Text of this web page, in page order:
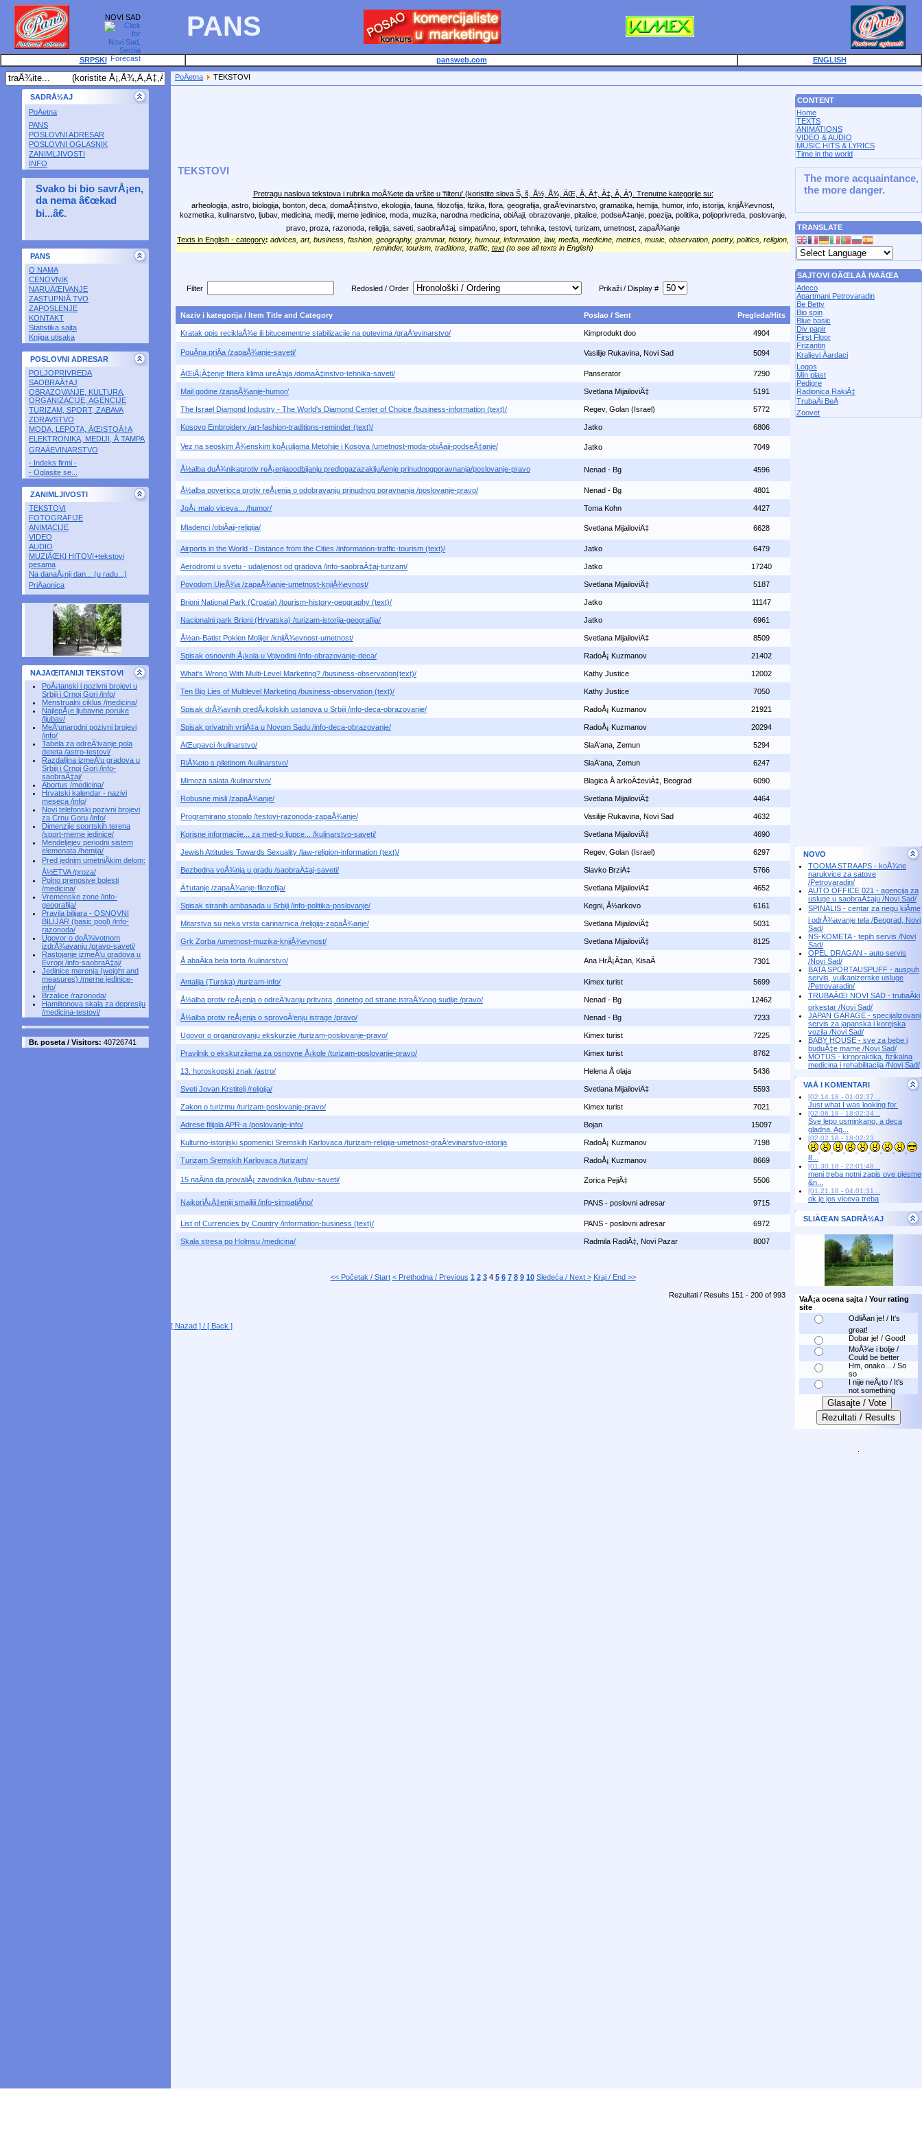
NOVI SAD PANS
SRPSKI pansweb.com ENGLISH
SADRÅ½AJ
PoÄetna
PANS
POSLOVNI ADRESAR
POSLOVNI OGLASNIK
ZANIMLJIVOSTI
INFO
Svako bi bio savrÅ¡en,
da nema â€œkad
bi...â€.
PANS
O NAMA
CENOVNIK
NARUÄŒIVANJE
ZASTUPNIÅ TVO
ZAPOSLENJE
KONTAKT
Statistika sajta
Knjiga utisaka
POSLOVNI ADRESAR
POLJOPRIVREDA
SAOBRAÄ†AJ
OBRAZOVANJE, KULTURA,
ORGANIZACIJE, AGENCIJE
TURIZAM, SPORT, ZABAVA
ZDRAVSTVO
MODA, LEPOTA, ÄŒISTOÄ†A
ELEKTRONIKA, MEDIJI, Å TAMPA
GRAÄEVINARSTVO
- Indeks firmi -
- Oglasite se...
ZANIMLJIVOSTI
TEKSTOVI
FOTOGRAFIJE
ANIMACIJE
VIDEO
AUDIO
MUZIÄŒKI HITOVI+tekstovi
pesama
Na danaÅ¡nji dan... (u radu...)
PriÄaonica
NAJÄŒITANIJI TEKSTOVI
PoÅ¡tanski i pozivni brojevi u
Srbiji i Crnoj Gori /info/
Menstrualni ciklus /medicina/
NajlepÅ¡e ljubavne poruke
/ljubav/
MeÄ‘unarodni pozivni brojevi
/info/
Tabela za odreÄ‘ivanje pola
deteta /astro-testovi/
Razdaljina izmeÄ‘u gradova u
Srbiji i Crnoj Gori /info-
saobraÄ‡aj/
Abortus /medicina/
Hrvatski kalendar - nazivi
meseca /info/
Novi telefonski pozivni brojevi
za Crnu Goru /info/
Dimenzije sportskih terena
/sport-merne jedinice/
Mendeljejev periodni sistem
elemenata /hemija/
Pred jednim umetniÄkim delom:
Å½ETVA /proza/
Polno prenosive bolesti
/medicina/
Vremenske zone /info-
geografija/
Pravila bilijara - OSNOVNI
BILIJAR (basic pool) /info-
razonoda/
Ugovor o doÅ¾ivotnom
izdrÅ¾avanju /pravo-saveti/
Rastojanje izmeÄ‘u gradova u
Evropi /info-saobraÄ‡aj/
Jedinice merenja (weight and
measures) /merne jedinice-
info/
Brzalice /razonoda/
Hamiltonova skala za depresiju
/medicina-testovi/
Br. poseta / Visitors: 40726741
PoÄetna TEKSTOVI
TEKSTOVI
Pretragu naslova tekstova i rubrika moÅ¾ete da vršite u 'filteru'(koristite slova Š, š, Å½, Å¾, ÄŒ, Ä, Ä†, Ä‡, Ä, Ä‘) . Trenutne kategorije su:
arheologija, astro, biologija, bonton, deca, domaÄ‡instvo, ekologija, fauna, filozofija, fizika, flora, geografija, graÄ‘evinarstvo, gramatika, hemija, humor, info, istorija, knjiÅ¾evnost,
kozmetika, kulinarstvo, ljubav, medicina, mediji, merne jedinice, moda, muzika, narodna medicina, obiÄaji, obrazovanje, pitalice, podseÄ‡anje, poezija, politika, poljoprivreda, poslovanje,
pravo, proza, razonoda, religija, saveti, saobraÄ‡aj, simpatiÄno, sport, tehnika, testovi, turizam, umetnost, zapaÅ¾anje
Texts in English - category: advices, art, business, fashion, geography, grammar, history, humour, information, law, media, medicine, metrics, music, observation, poetry, politics, religion,
reminder, tourism, traditions, traffic, text(to see all texts in English)
Filter Redosled / Order Prikaži / Display #
Naziv i kategorija / Item Title and Category Poslao / Sent Pregleda/Hits
Kratak opis reciklaÅ¾e ili bitucementne stabilizacije na putevima /graÄ‘evinarstvo/ Kimprodukt doo 4904
PouÄna priÄa /zapaÅ¾anje-saveti/ Vasilije Rukavina, Novi Sad 5094
ÄŒiÅ¡Ä‡enje filtera klima ureÄ‘aja /domaÄ‡instvo-tehnika-saveti/ Panserator 7290
Mail godine /zapaÅ¾anje-humor/ Svetlana MijailoviÄ‡ 5191
The Israel Diamond Industry - The World's Diamond Center of Choice /business-information (text)/ Regev, Golan (Israel) 5772
Kosovo Embroidery /art-fashion-traditions-reminder (text)/ Jatko 6806
Vez na seoskim Å¾enskim koÅ¡uljama Metohije i Kosova /umetnost-moda-obiÄaji-podseÄ‡anje/ Jatko 7049
Å½alba duÅ¾nikaprotiv reÅ¡enjaoodbijanju predlogazazakljuÄenje prinudnogporavnanja/poslovanje-pravo Nenad - Bg 4596
Å½alba poverioca protiv reÅ¡enja o odobravanju prinudnog poravnanja /poslovanje-pravo/ Nenad - Bg 4801
JoÅ¡ malo viceva... /humor/ Toma Kohn 4427
Mladenci /obiÄaji-religija/ Svetlana MijailoviÄ‡ 6628
Airports in the World - Distance from the Cities /information-traffic-tourism (text)/ Jatko 6479
Aerodromi u svetu - udaljenost od gradova /info-saobraÄ‡aj-turizam/ Jatko 17240
Povodom UjeÅ¾a /zapaÅ¾anje-umetnost-knjiÅ¾evnost/ Svetlana MijailoviÄ‡ 5187
Brioni National Park (Croatia) /tourism-history-geography (text)/ Jatko 11147
Nacionalni park Brioni (Hrvatska) /turizam-istorija-geografija/ Jatko 6961
Å½an-Batist Poklen Molijer /knjiÅ¾evnost-umetnost/ Svetlana MijailoviÄ‡ 8509
Spisak osnovnih Å¡kola u Vojvodini /info-obrazovanje-deca/ RadoÅ¡ Kuzmanov 21402
What's Wrong With Multi-Level Marketing? /business-observation(text)/ Kathy Justice 12002
Ten Big Lies of Multilevel Marketing /business-observation (text)/ Kathy Justice 7050
Spisak drÅ¾avnih predÅ¡kolskih ustanova u Srbiji /info-deca-obrazovanje/ RadoÅ¡ Kuzmanov 21921
Spisak privatnih vrtiÄ‡a u Novom Sadu /info-deca-obrazovanje/ RadoÅ¡ Kuzmanov 20294
ÄŒupavci /kulinarstvo/ SlaÄ‘ana, Zemun 5294
RiÅ¾oto s piletinom /kulinarstvo/ SlaÄ‘ana, Zemun 6247
Mimoza salata /kulinarstvo/ Blagica Å arkoÄ‡eviÄ‡, Beograd 6090
Robusne misli /zapaÅ¾anje/ Svetlana MijailoviÄ‡ 4464
Programirano stopalo /testovi-razonoda-zapaÅ¾anje/ Vasilije Rukavina, Novi Sad 4632
Korisne informacije... za med-o ljupce... /kulinarstvo-saveti/ Svetlana MijailoviÄ‡ 4690
Jewish Attitudes Towards Sexuality /law-religion-information (text)/ Regev, Golan (Israel) 6297
Bezbedna voÅ¾nja u gradu /saobraÄ‡aj-saveti/ Slavko BrziÄ‡ 5766
Ä†utanje /zapaÅ¾anje-filozofija/ Svetlana MijailoviÄ‡ 4652
Spisak stranih ambasada u Srbiji /info-politika-poslovanje/ Kegni, Å½arkovo 6161
Mitarstva su neka vrsta carinarnica /religija-zapaÅ¾anje/ Svetlana MijailoviÄ‡ 5031
Grk Zorba /umetnost-muzika-knjiÅ¾evnost/ Svetlana MijailoviÄ‡ 8125
Å abaÄka bela torta /kulinarstvo/ Ana HrÅ¡Ä‡an, KisaÄ 7301
Antalija (Turska) /turizam-info/ Kimex turist 5699
Å½alba protiv reÅ¡enja o odreÄ‘ivanju pritvora, donetog od strane istraÅ¾nog sudije /pravo/ Nenad - Bg 12462
Å½alba protiv reÅ¡enja o sprovoÄ‘enju istrage /pravo/ Nenad - Bg 7233
Ugovor o organizovanju ekskurzije /turizam-poslovanje-pravo/ Kimex turist 7225
Pravilnik o ekskurzijama za osnovne Å¡kole /turizam-poslovanje-pravo/ Kimex turist 8762
13. horoskopski znak /astro/ Helena Å olaja 5436
Sveti Jovan Krstitelj /religija/ Svetlana MijailoviÄ‡ 5593
Zakon o turizmu /turizam-poslovanje-pravo/ Kimex turist 7021
Adrese filijala APR-a /poslovanje-info/ Bojan 15097
Kulturno-istorijski spomenici Sremskih Karlovaca /turizam-religija-umetnost-graÄ‘evinarstvo-istorija RadoÅ¡ Kuzmanov 7198
Turizam Sremskih Karlovaca /turizam/ RadoÅ¡ Kuzmanov 8669
15 naÄina da provaliÅ¡ zavodnika /ljubav-saveti/ Zorica PejiÄ‡ 5506
NajkoriÅ¡Ä‡eniji smajliji /info-simpatiÄno/ PANS - poslovni adresar 9715
List of Currencies by Country /information-business (text)/ PANS - poslovni adresar 6972
Skala stresa po Holmsu /medicina/ Radmila RadiÄ‡, Novi Pazar 8007
<< Početak / Start < Prethodna / Previous 1 2 3 4 5 6 7 8 9 10 Sledeća / Next > Kraj / End >>
Rezultati / Results 151 - 200 of 993
[ Nazad ] / [ Back ]
CONTENT
Home
TEXTS
ANIMATIONS
VIDEO & AUDIO
MUSIC HITS & LYRICS
Time in the world
The more acquaintance,
the more danger.
TRANSLATE
SAJTOVI OÄŒLAÅ IVAÄŒA
Adeco
Apartmani Petrovaradin
Be Betty
Bio spin
Blue basic
Div papir
First Floor
Frizantin
Kraljevi Äardaci
Logos
Min plast
Pedigre
Radionica RakiÄ‡
TrubaÄi BeÄ
Zoovet
NOVO
TOOMA STRAAPS - koÅ¾ne
narukvice za satove
/Petrovaradin/
AUTO OFFICE 021 - agencija za
usluge u saobraÄ‡aju /Novi Sad/
SPINALIS - centar za negu kiÄme
i odrÅ¾avanje tela /Beograd, Novi
Sad/
NS-KOMETA - tepih servis /Novi
Sad/
OPEL DRAGAN - auto servis
/Novi Sad/
BATA SPORTAUSPUFF - auspuh
servis, vulkanizerske usluge
/Petrovaradin/
TRUBAÄŒI NOVI SAD - trubaÄki
orkestar /Novi Sad/
JAPAN GARAGE - specijalizovani
servis za japanska i korejska
vozila /Novi Sad/
BABY HOUSE - sve za bebe i
buduÄ‡e mame /Novi Sad/
MOTUS - kiropraktika, fizikalna
medicina i rehabilitacija /Novi Sad/
VAÅ I KOMENTARI
[02.14.18 - 01:02:37...
Just what I was looking for.
[02.06.18 - 18:02:34...
Sve lepo usminkano, a deca
gladna. Ag...
[02.02.18 - 18:02:23...
8...
[01.30.18 - 22:01:48...
meni treba notni zapis ove pjesme
&n...
[01.21.18 - 04:01:31...
ok je jos viceva treba
SLIÄŒAN SADRÅ½AJ
VaÅ¡a ocena sajta / Your rating
site
OdliÄan je! / It's
great!
Dobar je! / Good!
MoÅ¾e i bolje /
Could be better
Hm, onako... / So
so
I nije neÅ¡to / It's
not something